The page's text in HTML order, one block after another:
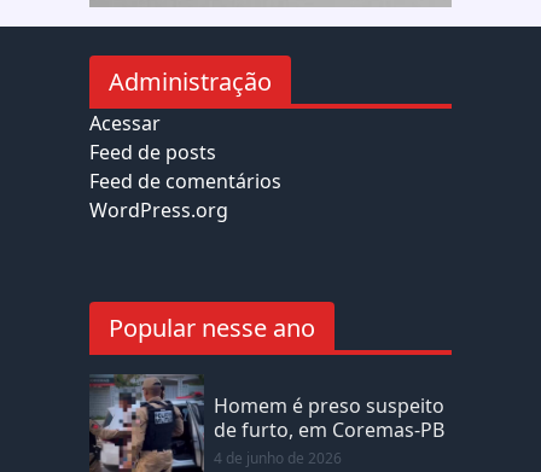
Administração
Acessar
Feed de posts
Feed de comentários
WordPress.org
Popular nesse ano
Homem é preso suspeito
de furto, em Coremas-PB
4 de junho de 2026